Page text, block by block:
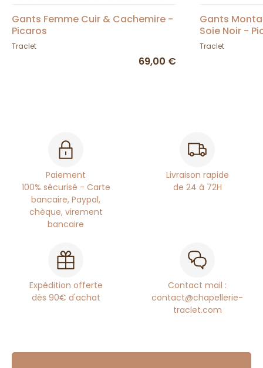
Gants Femme Cuir & Cachemire -
Picaros
Traclet
69,00 €
Gants
Soie Noir -
Traclet
Paiement
100% sécurisé - Carte
bancaire, Paypal,
chèque, virement
bancaire
Livraison rapide
de 24 à 72H
Expédition offerte
dès 90€ d'achat
Contact mail :
contact@chapellerie-
traclet.com